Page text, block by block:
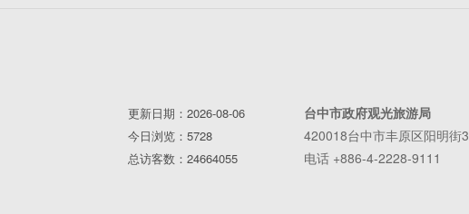
更新日期：2026-08-06
今日浏览：5728
总访客数：24664055
台中市政府观光旅游局
420018台中市丰原区阳明街
电话 +886-4-2228-9111